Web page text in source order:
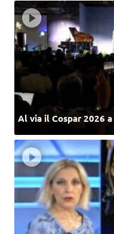
Al via il Cospar 2026